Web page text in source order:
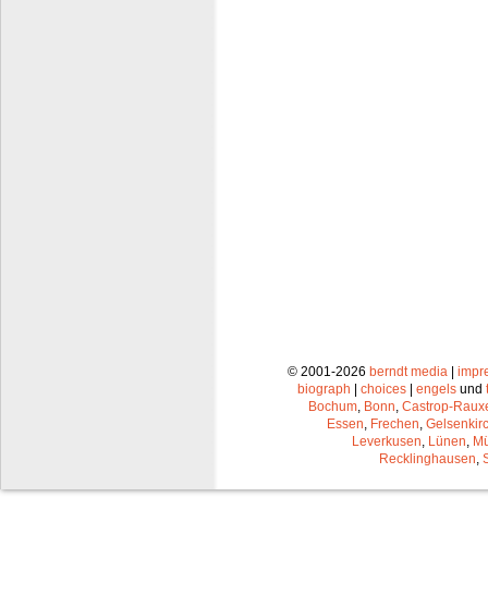
© 2001-2026 berndt media |
biograph | choices | engels und
Bochum Bonn Castrop-
Essen Frechen
Leverkusen Lünen
Recklinghausen